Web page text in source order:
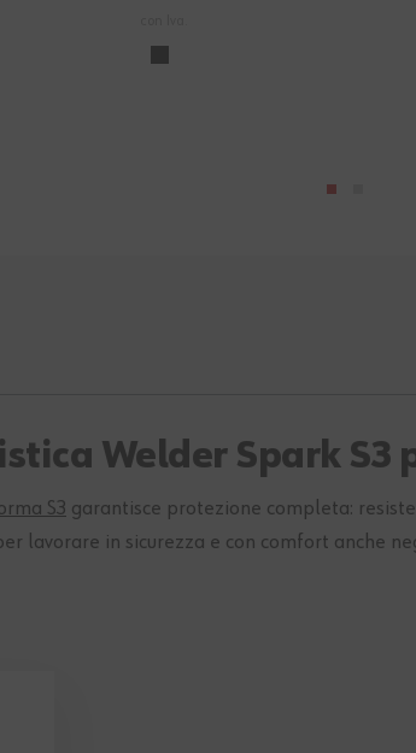
Welder Spark S3
S3 garantisce protezione completa:
lavorare in sicurezza e con comfort anche